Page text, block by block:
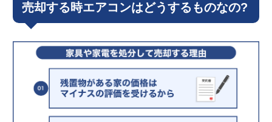
売却する時エアコンはどうするものなの?